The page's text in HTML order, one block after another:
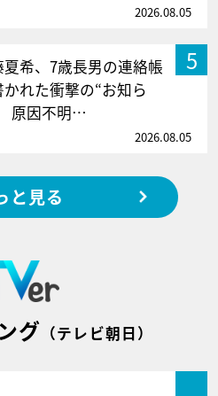
2026.08.05
5
夏希、7歳長男の連絡帳
かれた衝撃の“お知ら
原因不明…
2026.08.05
と見る
グ （テレビ朝日）